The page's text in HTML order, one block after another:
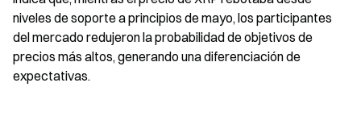
niveles de soporte a principios de mayo, los participantes
del mercado redujeron la probabilidad de objetivos de
precios más altos, generando una diferenciación de
expectativas.